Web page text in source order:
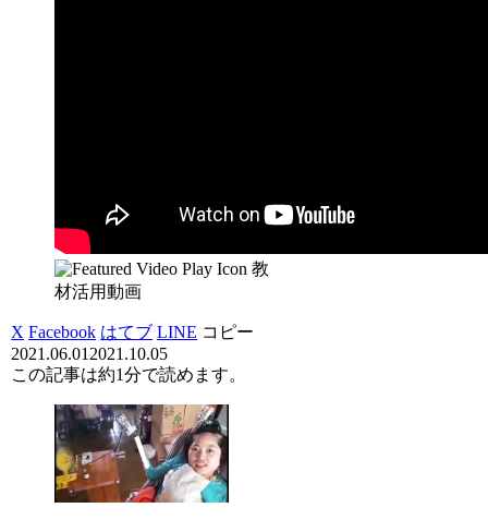
教
材活用動画
X Facebook はてブ LINE コピー
2021.06.01 2021.10.05
この記事は約1分で読めます。